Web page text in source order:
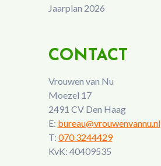
Jaarplan 2026
CONTACT
Vrouwen van Nu
Moezel 17
2491 CV Den Haag
E: bureau@vrouwenvannu.nl
T: 070 3244429
KvK: 40409535